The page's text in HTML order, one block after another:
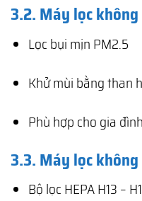
3.2. Máy lọc
Lọc bụi mịn PM2.5
Khử mùi bằng than
Phù hợp cho gia đình
3.3. Máy lọc
Bộ lọc HEPA H13 –